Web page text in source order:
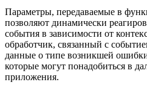
Параметры, передаваемые в
позволяют динамически
события в зависимости от
обработчик, связанный с
данные о типе возникшей
которые могут понадобиться в
приложения.